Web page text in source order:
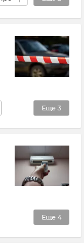
Еще 3
Еще 4